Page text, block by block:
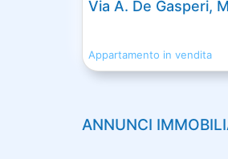
Via A. De Gasperi,
Appartamento in vendita
ANNUNCI